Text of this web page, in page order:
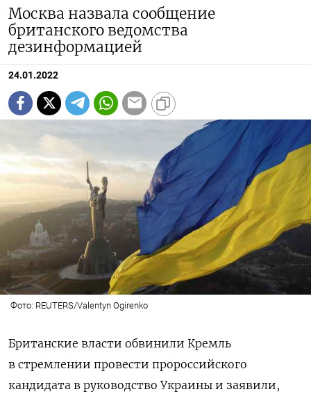
Москва назвала сообщение
британского ведомства
дезинформацией
24.01.2022
Фото: REUTERS/Valentyn Ogirenko
Британские власти обвинили Кремль
в стремлении провести пророссийского
кандидата в руководство Украины и заявили,